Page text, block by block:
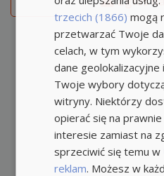
trzecich (1866) mogą
przetwarzać Twoje
celach, w tym
dane geolokalizacyjne
Twoje wybory
witryny. Niektórzy
opierać się na
interesie zamiast na
sprzeciwić się temu w
reklam. Możesz w